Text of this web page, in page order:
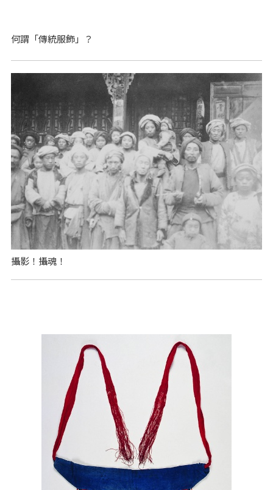
何謂「傳統服飾」？
攝影！攝魂！